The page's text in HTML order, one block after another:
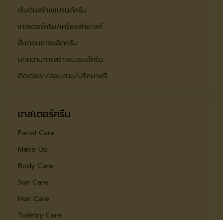
เริ่มต้นสร้างแบรนด์ครีม
เทสเตอร์ครีม/เครื่องสำอางค์
ขั้นตอนการผลิตครีม
บทความการสร้างแบรนด์ครีม
ติดต่อเรา/สอบถาม/ปรีกษาฟรี
เทสเตอร์ครีม
Facial Care
Make Up
Body Care
Sun Care
Hair Care
Toiletry Care